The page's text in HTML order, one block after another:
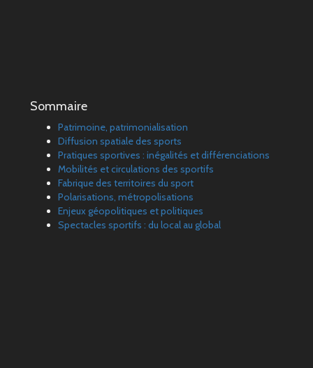
Sommaire
Patrimoine, patrimonialisation
Diffusion spatiale des sports
Pratiques sportives : inégalités et différenciations
Mobilités et circulations des sportifs
Fabrique des territoires du sport
Polarisations, métropolisations
Enjeux géopolitiques et politiques
Spectacles sportifs : du local au global